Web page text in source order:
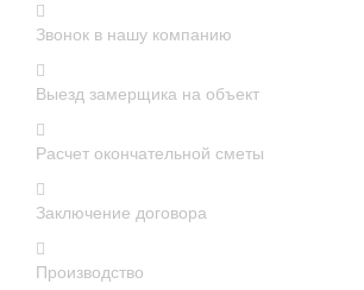
Звонок в нашу компанию
Выезд замерщика на объект
Расчет окончательной сметы
Заключение договора
Производство